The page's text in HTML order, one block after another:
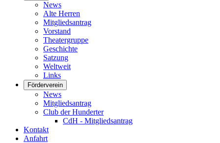
News
Alte Herren
Mitgliedsantrag
Vorstand
Theatergruppe
Geschichte
Satzung
Weltweit
Links
Förderverein
News
Mitgliedsantrag
Club der Hunderter
CdH - Mitgliedsantrag
Kontakt
Anfahrt